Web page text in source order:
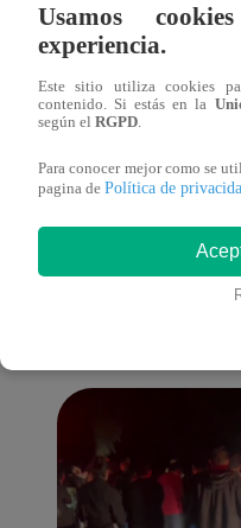
¿Yahaira Plasencia y
más unidas que nunca?
Usamos
experiencia.
Este sitio utiliza cookies
contenido. Si estás en la
según el RGPD
Para conocer mejor como se
pagina de Política de